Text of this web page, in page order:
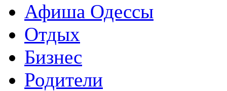
Афиша Одессы
Отдых
Бизнес
Родители